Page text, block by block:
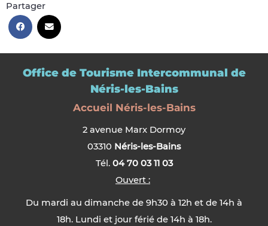
Partager
Office de Tourisme Intercommunal de
Néris-les-Bains
Accueil Néris-les-Bains
2 avenue Marx Dormoy
03310 Néris-les-Bains
Tél. 04 70 03 11 03
Ouvert :
Du mardi au dimanche de 9h30 à 12h et de 14h à
18h. Lundi et jour férié de 14h à 18h.